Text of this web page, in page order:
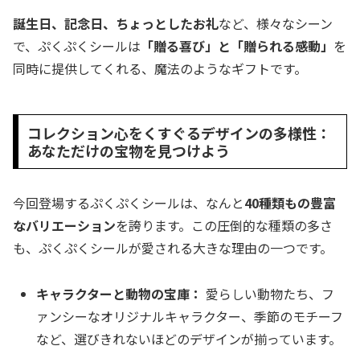
誕生日、記念日、ちょっとしたお礼など、様々なシーン
で、ぷくぷくシールは 「贈る喜び」と「贈られる感動」 を
同時に提供してくれる、魔法のようなギフトです。
コレクション心をくすぐるデザインの多様性：
あなただけの宝物を見つけよう
今回登場するぷくぷくシールは、なんと40種類もの豊富
なバリエーションを誇ります。この圧倒的な種類の多さ
も、ぷくぷくシールが愛される大きな理由の一つです。
キャラクターと動物の宝庫： 愛らしい動物たち、フ
ァンシーなオリジナルキャラクター、季節のモチーフ
など、選びきれないほどのデザインが揃っています。